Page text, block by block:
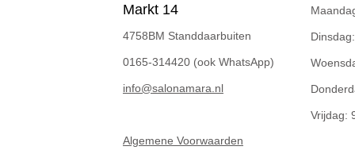
Markt 14
4758BM Standdaarbuiten
0165-314420 (ook WhatsApp)
info@salonamara.nl
Algemene Voorwaarden
Vrijdag: